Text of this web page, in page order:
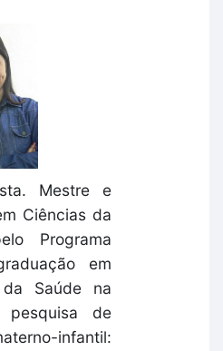
Mestre e
Ciências da
Programa
em
da Saúde na
de
infantil: